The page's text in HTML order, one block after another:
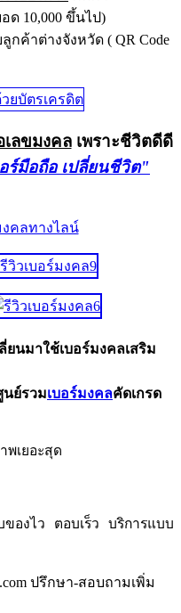
ด 10,000 ขึ้นไป)
ค้าต่างจังหวัด ( QR Code
เลขมงคลเพราะชีวิตดีดี
ร์มือถือ เปลี่ยนชีวิต"
ยนมาใช้เบอร์มงคลเสริม
นย์รวมเบอร์มงคลคัดเกรด
พเยอะสุด
องไว ตอบเร็ว บริการแบบ
ปรึกษา-สอบถามเพิ่ม